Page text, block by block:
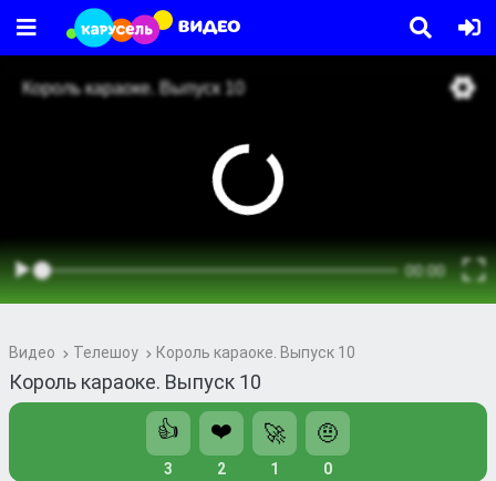
Видео Телешоу Король караоке. Выпуск 10
Король караоке. Выпуск 10
👍
3
❤️
2
🚀
1
🤨
0